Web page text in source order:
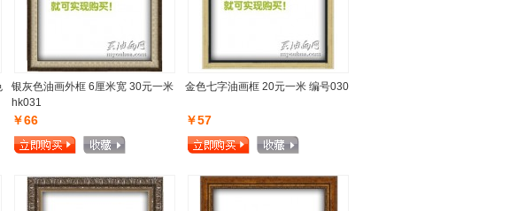
银灰色油画外框 6厘米宽 30元一米
hk031
￥66
金色七字油画框 20元一米 编号030
￥57